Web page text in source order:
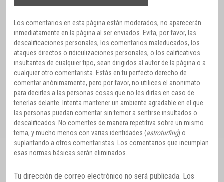
Los comentarios en esta página están moderados, no aparecerán
inmediatamente en la página al ser enviados. Evita, por favor, las
descalificaciones personales, los comentarios maleducados, los
ataques directos o ridiculizaciones personales, o los calificativos
insultantes de cualquier tipo, sean dirigidos al autor de la página o a
cualquier otro comentarista. Estás en tu perfecto derecho de
comentar anónimamente, pero por favor, no utilices el anonimato
para decirles a las personas cosas que no les dirías en caso de
tenerlas delante. Intenta mantener un ambiente agradable en el que
las personas puedan comentar sin temor a sentirse insultados o
descalificados. No comentes de manera repetitiva sobre un mismo
tema, y mucho menos con varias identidades (astroturfing) o
suplantando a otros comentaristas. Los comentarios que incumplan
esas normas básicas serán eliminados.
Tu dirección de correo electrónico no será publicada. Los